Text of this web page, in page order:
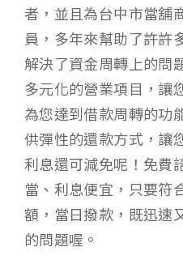
者，並且為台中市當舖
員，多年來幫助了許許
解決了資金周轉上的問
多元化的營業項目，讓
為您達到借款周轉的功
供彈性的還款方式，讓
利息還可減免呢！免費
當、利息便宜，只要符
額，當日撥款，既迅速
的問題喔。